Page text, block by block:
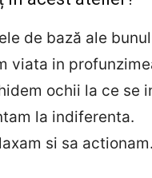
de bază ale
viata in
ochii la ce se
la indiferenta.
si sa actionam.